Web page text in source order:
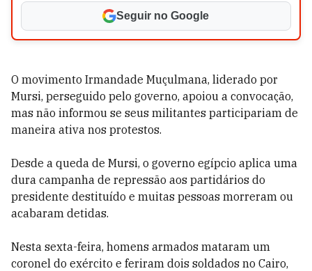
Seguir no Google
O movimento Irmandade Muçulmana, liderado por
Mursi, perseguido pelo governo, apoiou a convocação,
mas não informou se seus militantes participariam de
maneira ativa nos protestos.
Desde a queda de Mursi, o governo egípcio aplica uma
dura campanha de repressão aos partidários do
presidente destituído e muitas pessoas morreram ou
acabaram detidas.
Nesta sexta-feira, homens armados mataram um
coronel do exército e feriram dois soldados no Cairo,